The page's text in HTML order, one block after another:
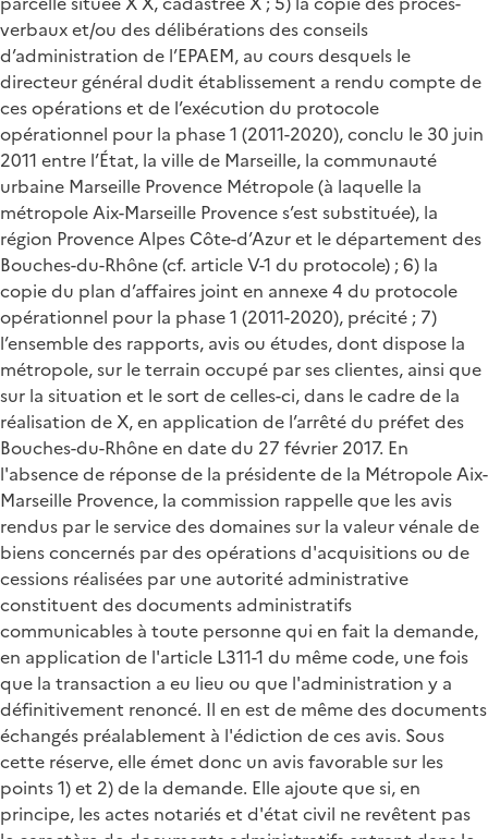
verbaux et/ou des délibérations des conseils
d’administration de l’EPAEM, au cours desquels le
directeur général dudit établissement a rendu compte de
ces opérations et de l’exécution du protocole
opérationnel pour la phase 1 (2011-2020), conclu le 30 juin
2011 entre l’État, la ville de Marseille, la communauté
urbaine Marseille Provence Métropole (à laquelle la
métropole Aix-Marseille Provence s’est substituée), la
région Provence Alpes Côte-d’Azur et le département des
Bouches-du-Rhône (cf. article V-1 du protocole) ; 6) la
copie du plan d’affaires joint en annexe 4 du protocole
opérationnel pour la phase 1 (2011-2020), précité ; 7)
l’ensemble des rapports, avis ou études, dont dispose la
métropole, sur le terrain occupé par ses clientes, ainsi que
sur la situation et le sort de celles-ci, dans le cadre de la
réalisation de X, en application de l’arrêté du préfet des
Bouches-du-Rhône en date du 27 février 2017. En
l'absence de réponse de la présidente de la Métropole Aix-
Marseille Provence, la commission rappelle que les avis
rendus par le service des domaines sur la valeur vénale de
biens concernés par des opérations d'acquisitions ou de
cessions réalisées par une autorité administrative
constituent des documents administratifs
communicables à toute personne qui en fait la demande,
en application de l'article L311-1 du même code, une fois
que la transaction a eu lieu ou que l'administration y a
définitivement renoncé. Il en est de même des documents
échangés préalablement à l'édiction de ces avis. Sous
cette réserve, elle émet donc un avis favorable sur les
points 1) et 2) de la demande. Elle ajoute que si, en
principe, les actes notariés et d'état civil ne revêtent pas